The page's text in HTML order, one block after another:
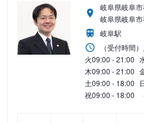
岐阜県岐阜
岐阜県岐阜
岐阜駅
（受付時間）
火09:00 - 21:00
木09:00 - 21:00
土09:00 - 18:00
祝09:00 - 18:00